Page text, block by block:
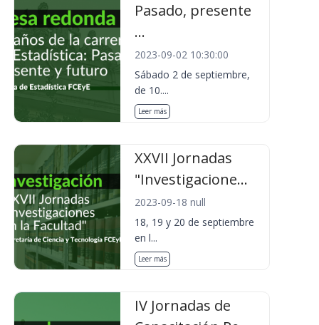
Pasado, presente
...
2023-09-02 10:30:00
Sábado 2 de septiembre,
de 10....
Leer más
XXVII Jornadas
"Investigacione...
2023-09-18 null
18, 19 y 20 de septiembre
en l...
Leer más
IV Jornadas de